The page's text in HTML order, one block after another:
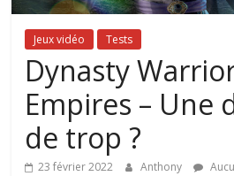
Jeux vidéo Tests
Dynasty
Empires – Une
de trop ?
23 février 2022 Anthony